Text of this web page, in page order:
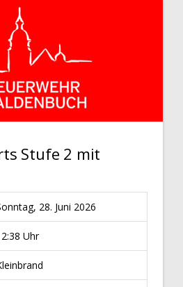
Stufe 2 mit
28. Juni 2026
Uhr